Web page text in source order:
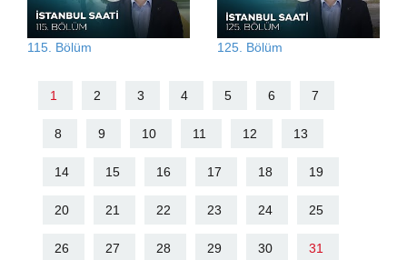
115. Bölüm 125. Bölüm
1 2 3 4 5 6 7
8 9 10 11 12 13
14 15 16 17 18 19
20 21 22 23 24 25
26 27 28 29 30 31